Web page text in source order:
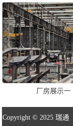
厂房展示一
Copyright © 2025 瑞通